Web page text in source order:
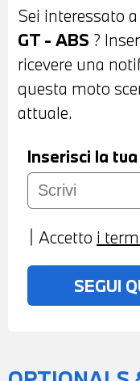
DISPLAY
PERMUTA -
IMPORTO
Sei interessato a
GT - ABS ?
ricevere una
questa moto
attuale.
Inserisci la
Accetto i
SEGUI